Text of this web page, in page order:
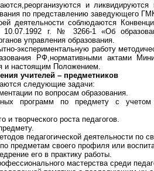
и
по представлению заведующего
деятельности соблюдаются
г. № 3266-1 «Об
управления образования.
экспериментальную работу
РФ,нормативными актами
и настоящим Положением.
учителей – предметников
следующие задачи:
по вопросам образования.
программ по предмету с учетом
и творческого роста педагогов.
педагогической деятельности по
предметам своего профиля или
его в практику работы.
мастерства среди